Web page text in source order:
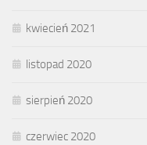
kwiecień 2021
listopad 2020
sierpień 2020
czerwiec 2020